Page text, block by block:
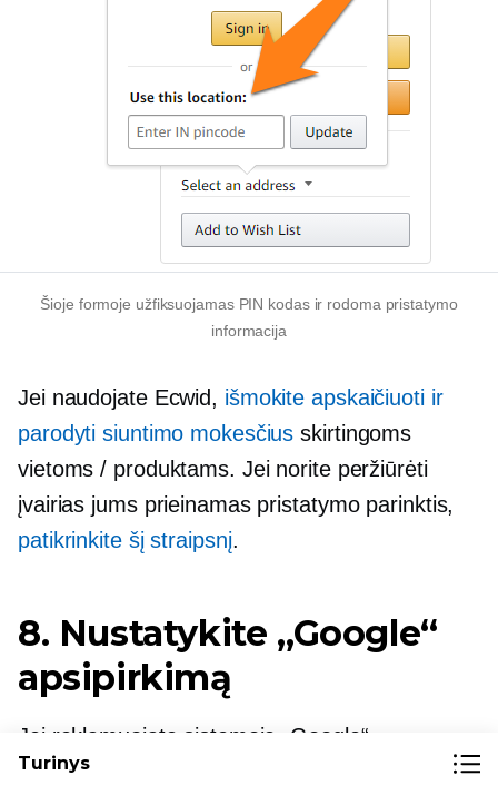
Šioje formoje užfiksuojamas PIN kodas ir rodoma pristatymo
informacija
Jei naudojate Ecwid, išmokite apskaičiuoti ir
parodyti siuntimo mokesčius skirtingoms
vietoms / produktams. Jei norite peržiūrėti
įvairias jums prieinamas pristatymo parinktis,
patikrinkite šį straipsnį.
8. Nustatykite „Google“
apsipirkimą
Jei reklamuojate sistemoje „Google“
apsipirkimas, pirmiausia turite įsitikinti, kad
Turinys